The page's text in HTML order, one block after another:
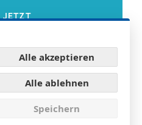
JETZT
KONTAKT & ANFAHRT
Alle akzeptieren
Alle ablehnen
Speichern